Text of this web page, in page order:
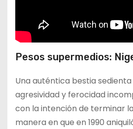
Pesos supermedios:
Una auténtica bestia
agresividad y ferocidad
con la intención de terminar
manera en que en 1990